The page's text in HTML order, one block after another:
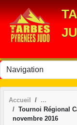
Accueil
Tournoi Régional
novembre 2016
Panneau de gestion